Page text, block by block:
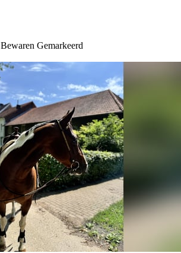
Bewaren Gemarkeerd